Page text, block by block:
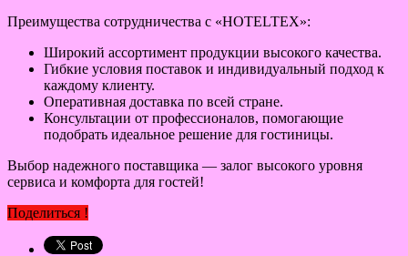
Преимущества сотрудничества с «HOTELTEX»:
Широкий ассортимент продукции высокого качества.
Гибкие условия поставок и индивидуальный подход к
каждому клиенту.
Оперативная доставка по всей стране.
Консультации от профессионалов, помогающие
подобрать идеальное решение для гостиницы.
Выбор надежного поставщика — залог высокого уровня
сервиса и комфорта для гостей!
Поделиться !